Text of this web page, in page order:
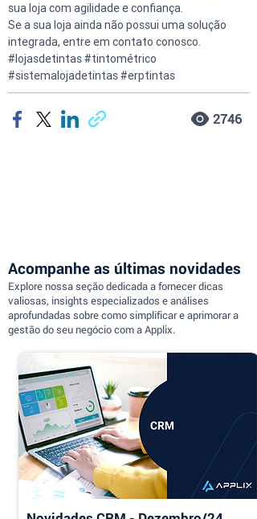
sua loja com agilidade e confiança.
Se a sua loja ainda não possui uma solução
integrada, entre em contato conosco.
#lojasdetintas #tintométrico
#sistemalojadetintas #erptintas
2746
Acompanhe as últimas novidades
Explore nossa seção dedicada a fornecer dicas
valiosas, insights especializados e análises
aprofundadas sobre como simplificar e aprimorar a
gestão do seu negócio com a Applix.